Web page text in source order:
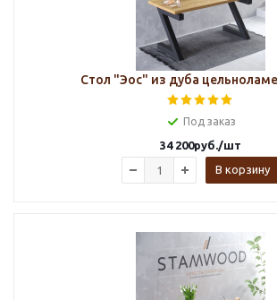
Стол "Эос" из дуба
Под заказ
34 200руб./шт
В корзину